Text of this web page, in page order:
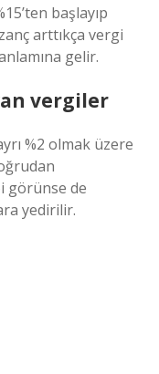
başlayıp
arttıkça vergi
gelir.
vergiler
%2 olmak üzere
görünse de
yedirilir.